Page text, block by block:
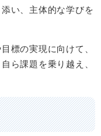
い、主体的な学びを
標の実現に向けて、
ら課題を乗り越え、